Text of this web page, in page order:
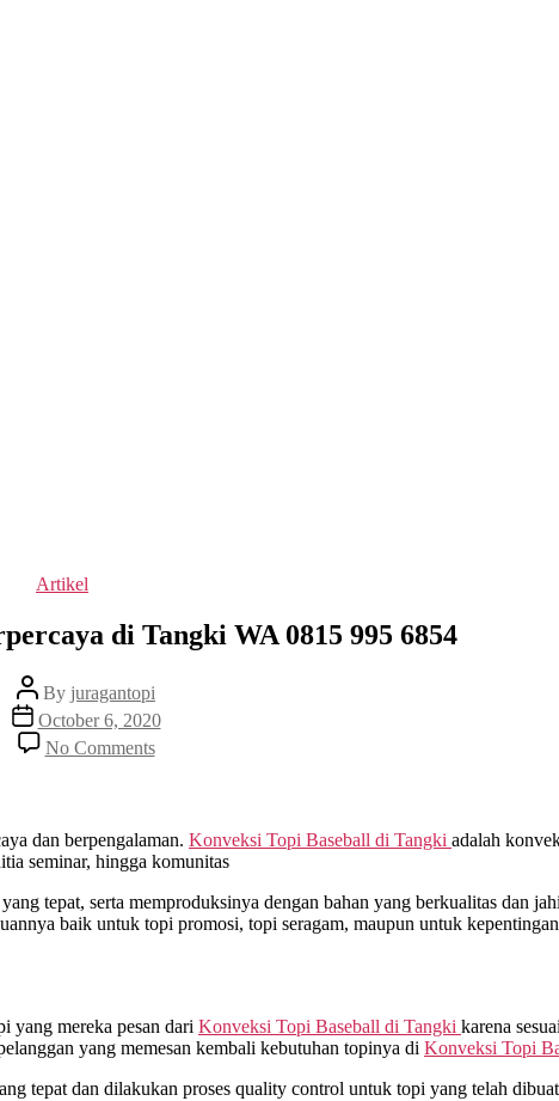
Categories
Artikel
di Tangki WA 0815 995 6854
Post
author
By juragantopi
Post
date
October 6, 2020
No Commentson
Konveksi
di
Tangki
0815
995
dan berpengalaman. Konveksi Topi Baseball di Tangki adalah
seminar, hingga komunitas
tepat, serta memproduksinya dengan bahan yang berkualitas dan
baik untuk topi promosi, topi seragam, maupun untuk
yang mereka pesan dari Konveksi Topi Baseball di Tangki karena
yang memesan kembali kebutuhan topinya di Konveksi Topi
tepat dan dilakukan proses quality control untuk topi yang telah